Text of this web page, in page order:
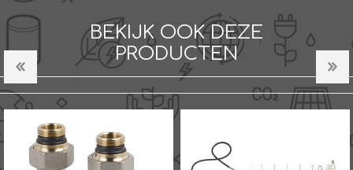
BEKIJK OOK DEZE
PRODUCTEN